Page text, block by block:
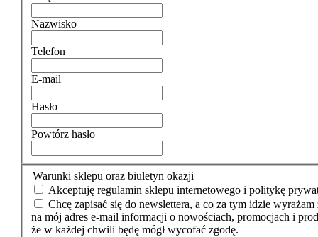
Nazwisko
Telefon
E-mail
Hasło
Powtórz hasło
Warunki sklepu oraz biuletyn okazji
Akceptuję regulamin sklepu internetowego i politykę
Chcę zapisać się do newslettera, a co za tym idzie
na mój adres e-mail informacji o nowościach, promocjach i
że w każdej chwili będę mógł wycofać zgodę.